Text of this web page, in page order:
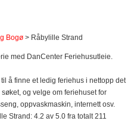
Bogø > Råbylille Strand
med DanCenter Feriehusutleie.
å finne et ledig feriehus i nettopp det
og velge om feriehuset for
oppvaskmaskin, internett osv.
Strand: 4.2 av 5.0 fra totalt 211